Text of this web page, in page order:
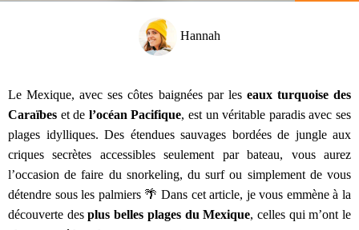
Hannah
Le Mexique, avec ses côtes baignées par les eaux turquoise des
Caraïbes et de l’océan Pacifique, est un véritable paradis avec ses
plages idylliques. Des étendues sauvages bordées de jungle aux
criques secrètes accessibles seulement par bateau, vous aurez
l’occasion de faire du snorkeling, du surf ou simplement de vous
détendre sous les palmiers 🌴 Dans cet article, je vous emmène à la
découverte desplus belles plages du Mexique, celles qui m’ont le